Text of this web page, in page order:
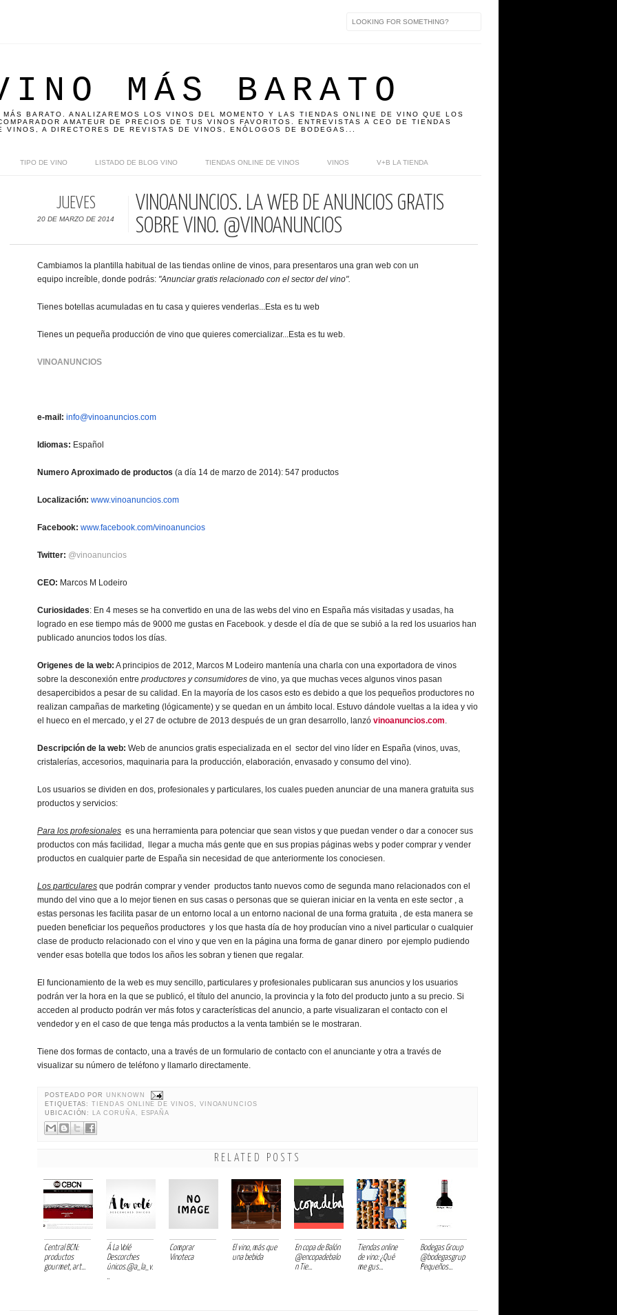
MÁS BARATO
BARATO. ANALIZAREMOS LOS VINOS DEL MOMENTO Y LAS TIENDAS ONLINE DE VINO QUE LOS
AMATEUR DE PRECIOS DE TUS VINOS FAVORITOS. ENTREVISTAS A CEO DE TIENDAS
VINOS, A DIRECTORES DE REVISTAS DE VINOS, ENÓLOGOS DE BODEGAS...
TIPO DE VINO LISTADO DE BLOG VINO TIENDAS ONLINE DE VINOS VINOS V+B LA TIENDA
JUEVES
20 DE MARZO DE 2014
VINOANUNCIOS. LA WEB DE ANUNCIOS GRATIS
SOBRE VINO. @VINOANUNCIOS
Cambiamos la plantilla habitual de las tiendas online de vinos, para presentaros una gran web con un
equipo increíble, donde podrás: "Anunciar gratis relacionado con el sector del vino".
Tienes botellas acumuladas en tu casa y quieres venderlas...Esta es tu web
Tienes un pequeña producción de vino que quieres comercializar...Esta es tu web.
VINOANUNCIOS
e-mail: info@vinoanuncios.com
Idiomas: Español
Numero Aproximado de productos (a día 14 de marzo de 2014): 547 productos
Localización: www.vinoanuncios.com
Facebook: www.facebook.com/vinoanuncios
Twitter: @vinoanuncios
CEO: Marcos M Lodeiro
Curiosidades: En 4 meses se ha convertido en una de las webs del vino en España más visitadas y usadas, ha
logrado en ese tiempo más de 9000 me gustas en Facebook. y desde el día de que se subió a la red los usuarios han
publicado anuncios todos los días.
Origenes de la web: A principios de 2012, Marcos M Lodeiro mantenía una charla con una exportadora de vinos
sobre la desconexión entre productores y consumidores de vino, ya que muchas veces algunos vinos pasan
desapercibidos a pesar de su calidad. En la mayoría de los casos esto es debido a que los pequeños productores no
realizan campañas de marketing (lógicamente) y se quedan en un ámbito local. Estuvo dándole vueltas a la idea y vio
el hueco en el mercado, y el 27 de octubre de 2013 después de un gran desarrollo, lanzó vinoanuncios.com.
Descripción de la web: Web de anuncios gratis especializada en el sector del vino líder en España (vinos, uvas,
cristalerías, accesorios, maquinaria para la producción, elaboración, envasado y consumo del vino).
Los usuarios se dividen en dos, profesionales y particulares, los cuales pueden anunciar de una manera gratuita sus
productos y servicios:
Para los profesionales es una herramienta para potenciar que sean vistos y que puedan vender o dar a conocer sus
productos con más facilidad, llegar a mucha más gente que en sus propias páginas webs y poder comprar y vender
productos en cualquier parte de España sin necesidad de que anteriormente los conociesen.
Los particulares que podrán comprar y vender productos tanto nuevos como de segunda mano relacionados con el
mundo del vino que a lo mejor tienen en sus casas o personas que se quieran iniciar en la venta en este sector , a
estas personas les facilita pasar de un entorno local a un entorno nacional de una forma gratuita , de esta manera se
pueden beneficiar los pequeños productores y los que hasta día de hoy producían vino a nivel particular o cualquier
clase de producto relacionado con el vino y que ven en la página una forma de ganar dinero por ejemplo pudiendo
vender esas botella que todos los años les sobran y tienen que regalar.
El funcionamiento de la web es muy sencillo, particulares y profesionales publicaran sus anuncios y los usuarios
podrán ver la hora en la que se publicó, el título del anuncio, la provincia y la foto del producto junto a su precio. Si
acceden al producto podrán ver más fotos y características del anuncio, a parte visualizaran el contacto con el
vendedor y en el caso de que tenga más productos a la venta también se le mostraran.
Tiene dos formas de contacto, una a través de un formulario de contacto con el anunciante y otra a través de
visualizar su número de teléfono y llamarlo directamente.
POSTEADO PORUNKNOWN
ETIQUETAS:TIENDAS ONLINE DE VINOS, VINOANUNCIOS
UBICACIÓN: LA CORUÑA, ESPAÑA
RELATED POSTS
Central BCN:
productos
gourmet, art...
Á La Volé
Descorches
únicos.@a_la_v.
..
Comprar
Vinoteca
El vino, más que
una bebida
En copa de Balón
@encopadebalo
n Tie...
Tiendas online
de vino: ¿Qué
me gus...
Bodegas Group
@bodegasgrup
Pequeños...